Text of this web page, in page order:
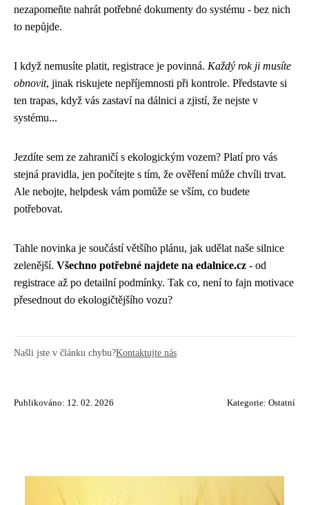
nezapomeňte nahrát potřebné dokumenty do systému - bez nich
to nepůjde.
I když nemusíte platit, registrace je povinná. Každý rok ji musíte
obnovit, jinak riskujete nepříjemnosti při kontrole. Představte si
ten trapas, když vás zastaví na dálnici a zjistí, že nejste v
systému...
Jezdíte sem ze zahraničí s ekologickým vozem? Platí pro vás
stejná pravidla, jen počítejte s tím, že ověření může chvíli trvat.
Ale nebojte, helpdesk vám pomůže se vším, co budete
potřebovat.
Tahle novinka je součástí většího plánu, jak udělat naše silnice
zelenější. Všechno potřebné najdete na edalnice.cz - od
registrace až po detailní podmínky. Tak co, není to fajn motivace
přesednout do ekologičtějšího vozu?
Našli jste v článku chybu?Kontaktujte nás
Publikováno: 12. 02. 2026 Kategorie: Ostatní